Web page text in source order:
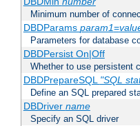
Minimum number of
DBDParams param1=
Parameters for database
DBDPersist On|Off
Whether to use persistent
DBDPrepareSQL "SQL
Define an SQL prepared
DBDriver name
Specify an SQL driver